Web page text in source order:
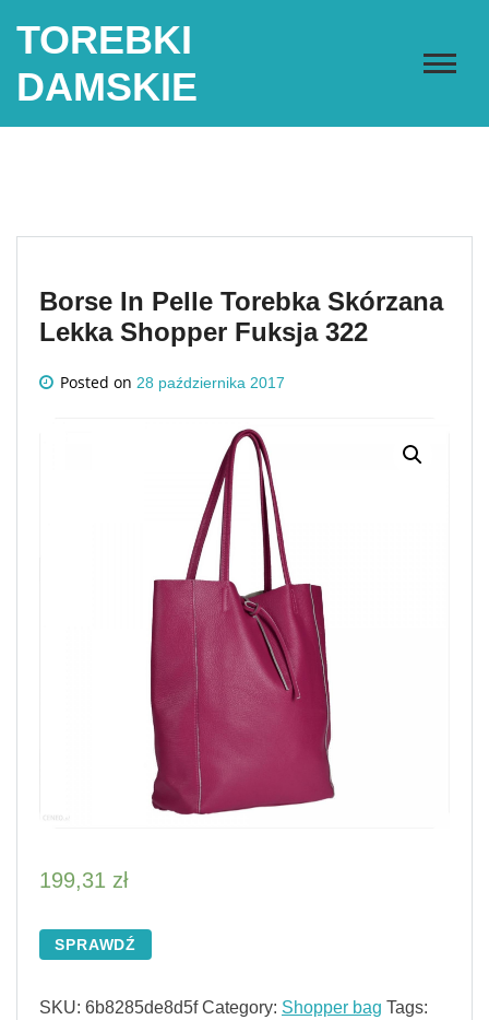
TOREBKI
DAMSKIE
Borse In Pelle Torebka Skórzana
Lekka Shopper Fuksja 322
Posted on 28 października 2017
199,31 zł
SPRAWDŹ
SKU: 6b8285de8d5f Category: Shopper bag Tags: